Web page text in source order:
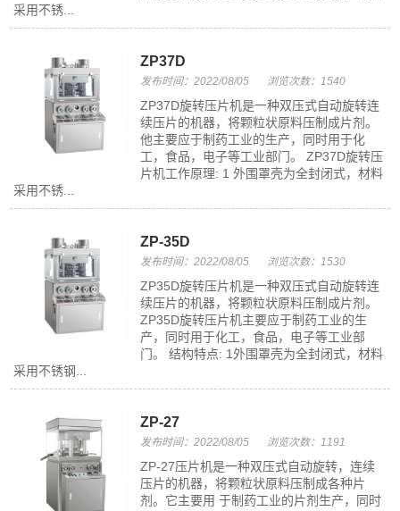
采用不锈...
ZP37D
发布时间：2022/08/05 浏览次数：1540
ZP37D旋转压片机是一种双压式自动旋转连
续压片的机器，将颗粒状原料压制成片剂。
他主要应于制药工业的生产，同时用于化
工，食品，电子等工业部门。 ZP37D旋转压
片机工作原理: 1 外围罩壳为全封闭式，材料
采用不锈...
ZP-35D
发布时间：2022/08/05 浏览次数：1530
ZP35D旋转压片机是一种双压式自动旋转连
续压片的机器，将颗粒状原料压制成片剂。
ZP35D旋转压片机主要应于制药工业的生
产，同时用于化工，食品，电子等工业部
门。 结构特点: 1外围罩壳为全封闭式，材料
采用不锈钢...
ZP-27
发布时间：2022/08/05 浏览次数：1191
ZP-27压片机是一种双压式自动旋转，连续
压片的机器，将颗粒状原料压制成各种片
剂。它主要用 于制药工业的片剂生产，同时